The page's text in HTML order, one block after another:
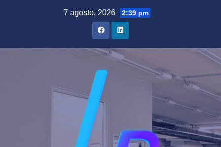
7 agosto, 2026 2:39 pm